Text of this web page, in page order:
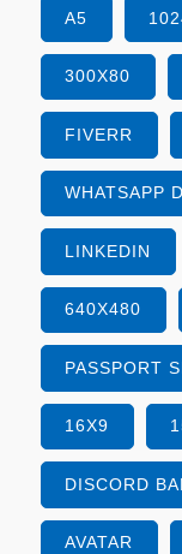
A5
300X80
FIVERR
WHATSAPP
LINKEDIN
640X480
PASSPORT
16X9
DISCORD
AVATAR